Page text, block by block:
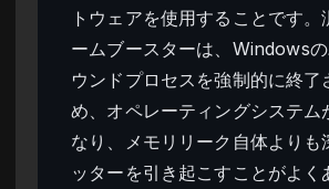
トウェアを使用することです
ームブースターは、Windows
ウンドプロセスを強制的に終了
め、オペレーティングシステム
なり、メモリリーク自体よりも
ッターを引き起こすことがよく